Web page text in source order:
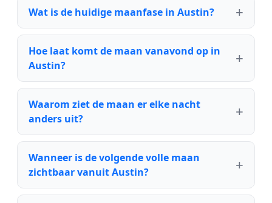
Wat is de huidige maanfase in Austin?
Hoe laat komt de maan vanavond op in
Austin?
Waarom ziet de maan er elke nacht
anders uit?
Wanneer is de volgende volle maan
zichtbaar vanuit Austin?